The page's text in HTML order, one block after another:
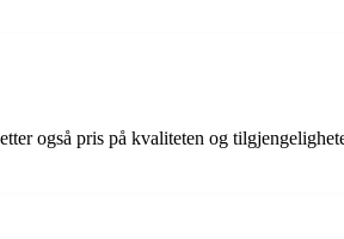
også pris på kvaliteten og